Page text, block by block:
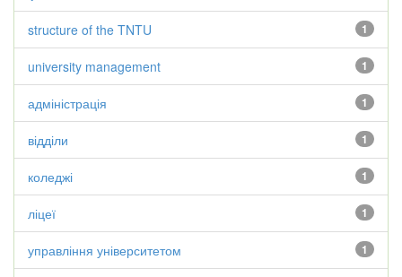
1
structure of the TNTU
1
university management
1
адміністрація
1
відділи
1
коледжі
1
ліцеї
1
управління університетом